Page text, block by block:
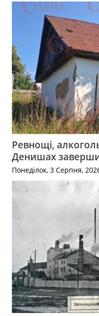
Ревнощі,
Денишах
Понеділок, 3 Серпня,